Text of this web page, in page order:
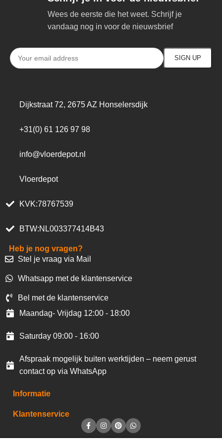
Wees de eerste die het weet. Schrijf je
vandaag nog in voor de nieuwsbrief
Dijkstraat 72, 2675 AZ Honselersdijk
+31(0) 61 126 97 98
info@vloerdepot.nl
Vloerdepot
KVK:78767539
BTW:NL003377414B43
Heb je nog vragen?
Stel je vraag via Mail
Whatsapp met de klantenservice
Bel met de klantenservice
Maandag- Vrijdag 12:00 - 18:00
Saturday 09:00 - 16:00
Afspraak mogelijk buiten werktijden – neem gerust
contact op via WhatsApp
Informatie
Klantenservice